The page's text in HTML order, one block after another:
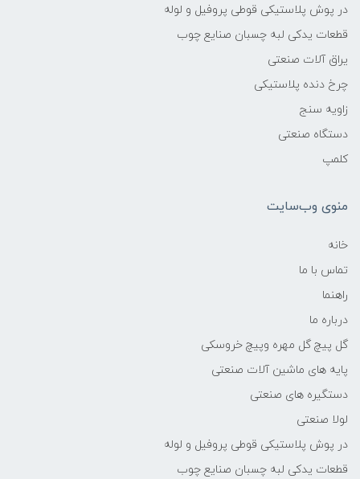
در پوش پلاستیکی قوطی پروفیل و لوله
قطعات یدکی لبه چسبان صنایع چوب
یراق آلات صنعتی
چرخ دنده پلاستیکی
زاویه سنج
دستگاه صنعتی
کلمپ
منوی وب‌سایت
خانه
تماس با ما
راهنما
درباره ما
گل پیچ گل مهره وپیچ خروسکی
پایه های ماشین آلات صنعتی
دستگیره های صنعتی
لولا صنعتی
در پوش پلاستیکی قوطی پروفیل و لوله
قطعات یدکی لبه چسبان صنایع چوب